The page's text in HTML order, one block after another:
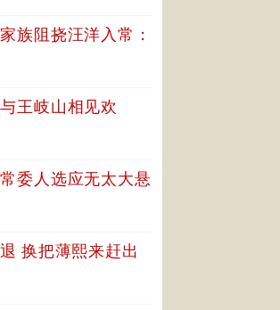
族阻挠汪洋入常：
王岐山相见欢
委人选应无太大悬
换把薄熙来赶出